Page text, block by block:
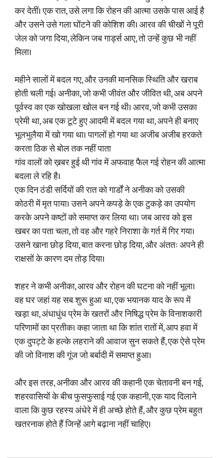
कर देतीं। एक रात, उसे लगा कि रोहन की आत्मा उसके पास आई है
और उसने उसे गला घोंटने की कोशिश की। आरव की चीखों ने पूरी
जेल को जगा दिया, लेकिन जब गार्ड्स आए, तो उन्हें कुछ भी नहीं
मिला।
महीने सालों में बदल गए, और उनकी मानसिक स्थिति और खराब
होती चली गई। अनीका, जो कभी जीवंत और जीवित थी, अब अपने
पूर्वस्व का एक खोखला खोल बन गई थी। आरव, जो कभी उसका
प्रेमी था, अब एक टूटे हुए आदमी में बदल गया था, अपने ही बनाए
भूलभुलैया में खो गया था। पागलों हो गया था अजीब अजीब हरकते
करता ठिक से बोल तक नहीं पाता
गांव वालों को ख़बर हुई थी गांव में अफवाह फैल गई रोहन की आत्मा
बदला ले रहि है।
एक दिन ठंडी सर्दियों की रात को गार्डों ने अनीका को उसकी
कोठरी में मृत पाया। उसने अपने कपड़े के एक टुकड़े का उपयोग
करके अपने कष्टों को समाप्त कर लिया था। जब आरव को इस
खबर का पता चला, तो वह और गहरे निराशा के गर्त में गिर गया।
उसने खाना छोड़ दिया, बात करना छोड़ दिया, और अंततः अपने ही
राक्षसों के कारण दम तोड़ दिया।
शहर ने कभी अनीका, आरव और रोहन की घटना को नहीं भूला।
वह घर जहां यह सब शुरू हुआ था, एक भयानक याद के रूप में
खड़ा था, अंधाधुंध प्रेम के खतरों और निषिद्ध प्रेम के विनाशकारी
परिणामों का प्रतीक। कहा जाता था कि शांत रातों में, आप हवा में
एक दुपट्टे के हल्के लहराने की आवाज सुन सकते हैं, एक ऐसे प्रेम
की जो विनाश की गूंज जो बर्बादी में समाप्त हुआ।
और इस तरह, अनीका और आरव की कहानी एक चेतावनी बन गई,
शहरवासियों के बीच फुसफुसाई गई एक कहानी, एक याद दिलाने
वाला कि कुछ रहस्य अंधेरे में ही अच्छे होते हैं, और कुछ प्रेम बहुत
खतरनाक होते हैं जिन्हें आगे बढ़ाना नहीं चाहिए।